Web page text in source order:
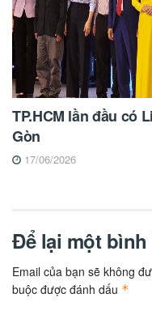
TP.HCM lần đầu có
Gòn
17/06/2026
Để lại một bình
Email của bạn sẽ không
buộc được đánh dấu *